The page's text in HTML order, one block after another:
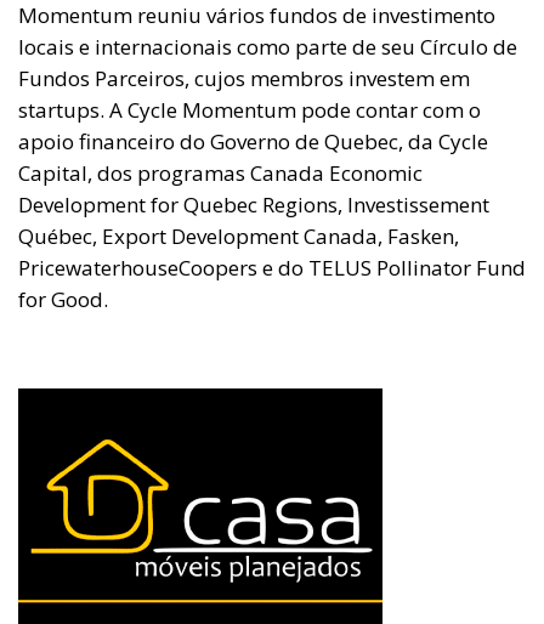
Momentum reuniu vários fundos de investimento
locais e internacionais como parte de seu Círculo de
Fundos Parceiros, cujos membros investem em
startups. A Cycle Momentum pode contar com o
apoio financeiro do Governo de Quebec, da Cycle
Capital, dos programas Canada Economic
Development for Quebec Regions, Investissement
Québec, Export Development Canada, Fasken,
PricewaterhouseCoopers e do TELUS Pollinator Fund
for Good.